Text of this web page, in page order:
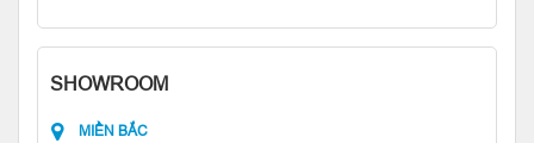
SHOWROOM
MIỀN BẮC